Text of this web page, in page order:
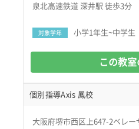
泉北高速鉄道 深井駅 徒歩3分
対象学年 小学1年生~中学生
この教室
個別指導Axis 鳳校
大阪府堺市西区上647-2ベレー